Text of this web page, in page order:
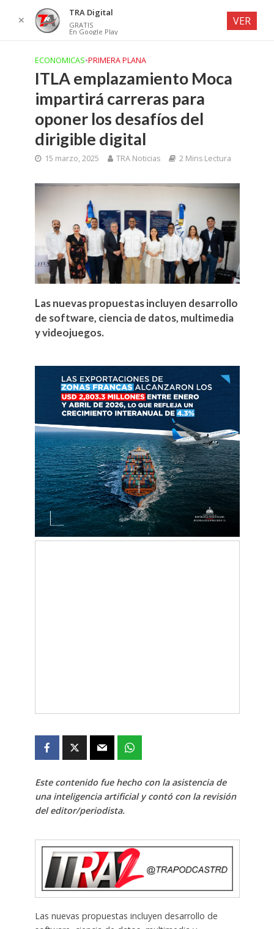
ECONOMICAS•PRIMERA PLANA
ITLA emplazamiento Moca
impartirá carreras para
oponer los desafíos del
dirigible digital
15 marzo, 2025 TRA Noticias 2 Mins Lectura
Las nuevas propuestas incluyen desarrollo
de software, ciencia de datos, multimedia
y videojuegos.
Este contenido fue hecho con la asistencia de
una inteligencia artificial y contó con la revisión
del editor/periodista.
Las nuevas propuestas incluyen desarrollo de
✕
TRA Digital
GRATIS
En Google Play
VER